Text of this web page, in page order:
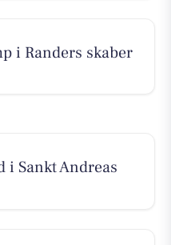
i Randers skaber
i Sankt Andreas